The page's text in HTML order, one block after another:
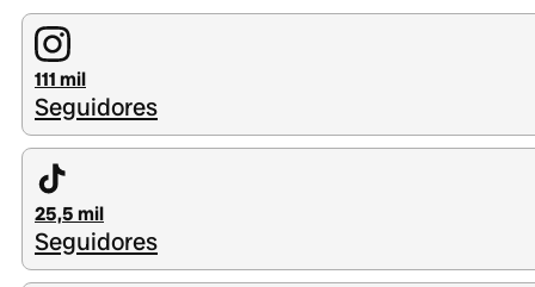
111 mil
Seguidores
25,5 mil
Seguidores